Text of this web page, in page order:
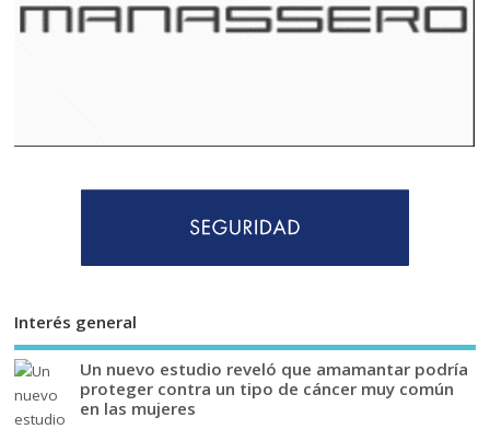
Interés general
Un nuevo estudio reveló que amamantar podría
proteger contra un tipo de cáncer muy común
en las mujeres